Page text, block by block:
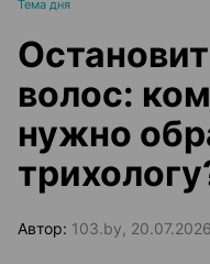
Тема дня
волос:
нужно
Автор: 103.by, 20.07.2026